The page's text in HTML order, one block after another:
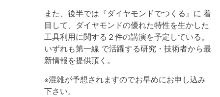
また、後半では『ダイヤモンドでつくる』に 着
目して、ダイヤモンドの優れた特性を生かした
工具利用に関する２件の講演を予定している。
いずれも第一線 で活躍する研究・技術者から最
新情報を提供頂く。
※混雑が予想されますのでお早めにお申し込み
下さい。